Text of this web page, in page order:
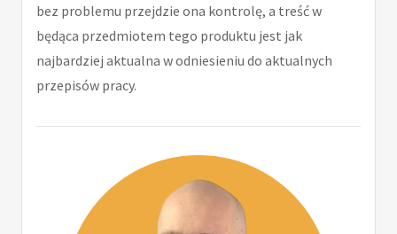
bez problemu przejdzie ona kontrolę, a treść w
będąca przedmiotem tego produktu jest jak
najbardziej aktualna w odniesieniu do aktualnych
przepisów pracy.